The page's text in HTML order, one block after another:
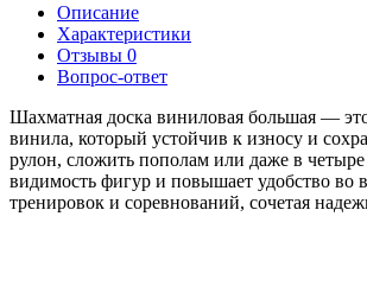
Описание
Характеристики
Отзывы 0
Вопрос-ответ
Шахматная доска виниловая большая —
винила, который устойчив к износу и
рулон, сложить пополам или даже в
видимость фигур и повышает удобство во
тренировок и соревнований, сочетая